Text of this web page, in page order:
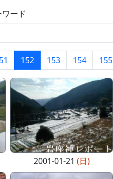
ード
152 153 154 155
2001-01-21 (日)